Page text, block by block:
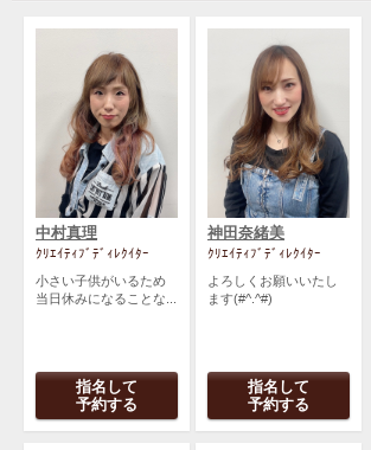
中村真理
ｸﾘｴｲﾃｨﾌﾞﾃﾞｨﾚｸｲﾀｰ
小さい子供がいるため
当日休みになることな...
指名して
予約する
神田奈緒美
ｸﾘｴｲﾃｨﾌﾞﾃﾞｨﾚｸｲﾀｰ
よろしくお願いいたし
ます(#^.^#)
指名して
予約する